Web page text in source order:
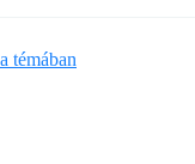
témában